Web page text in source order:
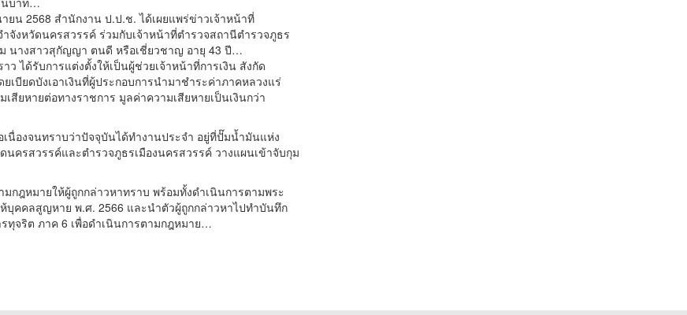
ยน 2568 สำนักงาน ป.ป.ช. ได้เผยแพร่ข่าวเจ้าหน้าที่
งหวัดนครสวรรค์ ร่วมกับเจ้าหน้าที่ตำรวจสถานีตำรวจภูธร
นางสาวสุกัญญา ตนดี หรือเชี่ยวชาญ อายุ 43 ปี…
ได้รับการแต่งตั้งให้เป็นผู้ช่วยเจ้าหน้าที่การเงิน สังกัด
บียดบังเอาเงินที่ผู้ประกอบการนำมาชำระค่าภาคหลวงแร่
สียหายต่อทางราชการ มูลค่าความเสียหายเป็นเงินกว่า
องจนทราบว่าปัจจุบันได้ทำงานประจำ อยู่ที่ปั๊มน้ำมันแห่ง
ครสวรรค์และตำรวจภูธรเมืองนครสวรรค์ วางแผนเข้าจับกุม
กฎหมายให้ผู้ถูกกล่าวหาทราบ พร้อมทั้งดำเนินการตามพระ
คคลสูญหาย พ.ศ. 2566 และนำตัวผู้ถูกกล่าวหาไปทำบันทึก
ทุจริต ภาค 6 เพื่อดำเนินการตามกฎหมาย…